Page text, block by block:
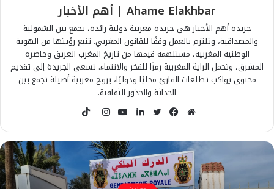
Ahame Elakhbar | أهم الأخبار
جريدة أهم الأخبار هي جريدة مغربية دولية رائدة، تجمع بين الشمولية
والمصداقية، وتلتزم بالعمل وفقًا للقانون المغربي. تنبع رؤيتها من الهوية
الوطنية المغربية، مستلهمة قيمها من تاريخ المغرب العريق وحاضره
المشرق، وتحمل الراية المغربية رمزًا للفخر والانتماء. تسعى الجريدة إلى تقديم
محتوى يواكب تطلعات القارئ محليًا ودوليًا، بروح مغربية أصيلة تجمع بين
الحداثة والجذور الثقافية.
م
و
ق
ع
ف
ي
س
ب
ت
و
ي
ت
ل
ي
ن
ك
ي
و
ت
ي
ا
ن
س
ت
k
o
k